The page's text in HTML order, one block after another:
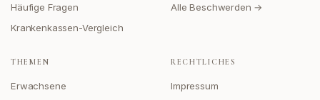
Häufige Fragen
Krankenkassen-Vergleich
Alle Beschwerden →
THEMEN
Erwachsene
RECHTLICHES
Impressum